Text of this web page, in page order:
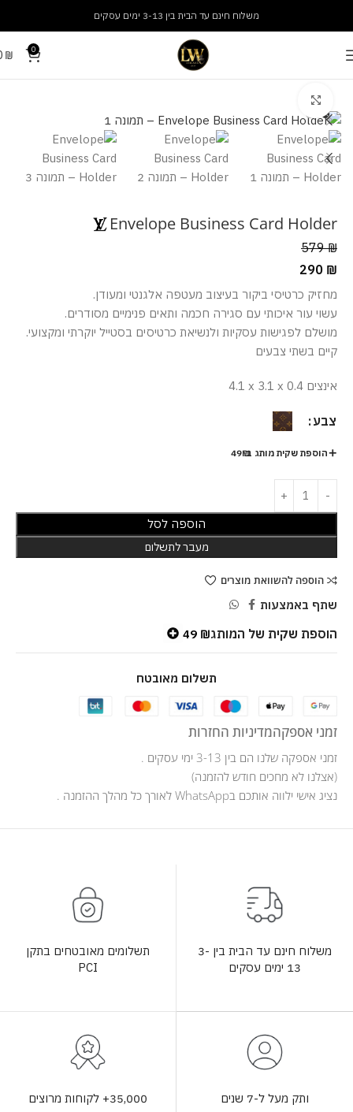
משלוח חינם עד הבית בין 3-13 ימים עסקים
0
₪
Envelope Business Card Holder
579₪
290 ₪
מחזיק כרטיסי ביקור בעיצוב מעטפה אלגנטי ומעודן.
עשוי עור איכותי עם סגירה חכמה ותאים פנימיים מסודרים.
מושלם לפגישות עסקיות ולנשיאת כרטיסים בסטייל יוקרתי ומקצועי.
קיים בשתי צבעים
4.1 x 3.1 x 0.4 אינצים
צבע
הוספת שקית מותג ב-49₪
הוספה לסל
מעבר לתשלום
הוספה להשוואת מוצרים
שתף באמצעות
הוספת שקית של המותג 49 ₪
תשלום מאובטח
זמני אספקהמדיניות החזרות
זמני אספקה שלנו הם בין 3-13 ימי עסקים .
(אצלנו לא מחכים חודש להזמנה)
נציג אישי ילווה אותכם בWhatsApp לאורך כל מהלך ההזמנה .
משלוח חינם עד הבית בין 3-
13 ימים עסקים
תשלומים מאובטחים בתקן
PCI
ותק מעל ל-7 שנים 35,000+ לקוחות מרוצים